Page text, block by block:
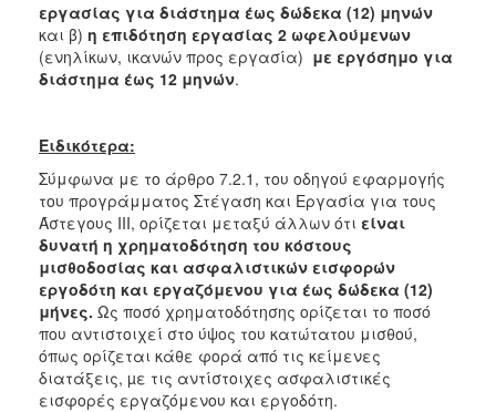
ΤΟΠΟΣ
ΠΟΛΗ
εργασίας για διάστημα έως δώδεκα (12) μηνών
και β) η επιδότηση εργασίας 2 ωφελούμενων
(ενηλίκων, ικανών προς εργασία) με εργόσημο για
διάστημα έως 12 μηνών.
Ειδικότερα:
Σύμφωνα με το άρθρο 7.2.1, του οδηγού εφαρμογής
του προγράμματος Στέγαση και Εργασία για τους
Άστεγους ΙΙΙ, ορίζεται μεταξύ άλλων ότι είναι
δυνατή η χρηματοδότηση του κόστους
μισθοδοσίας και ασφαλιστικών εισφορών
εργοδότη και εργαζόμενου για έως δώδεκα (12)
μήνες. Ως ποσό χρηματοδότησης ορίζεται το ποσό
που αντιστοιχεί στο ύψος του κατώτατου μισθού,
όπως ορίζεται κάθε φορά από τις κείμενες
διατάξεις, µε τις αντίστοιχες ασφαλιστικές
εισφορές εργαζόμενου και εργοδότη.